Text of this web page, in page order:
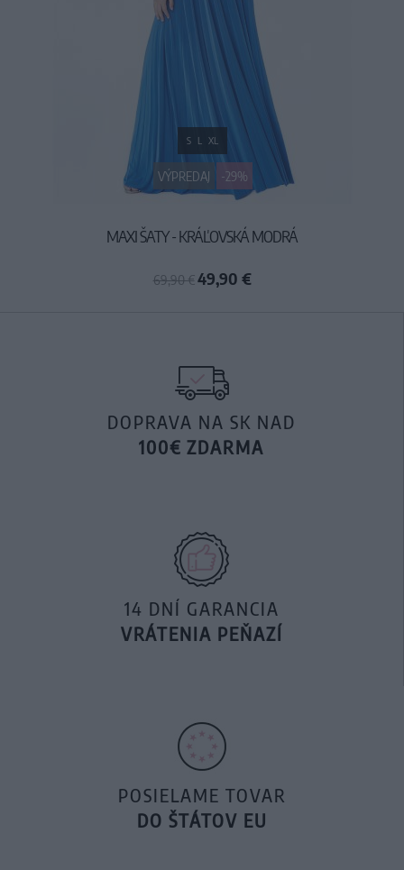
VÝPREDAJ -29%
S L XL
MAXI ŠATY - KRÁĽOVSKÁ MODRÁ
69,90 €49,90 €
DOPRAVA NA SK NAD
100€ ZDARMA
14 DNÍ GARANCIA
VRÁTENIA PEŇAZÍ
POSIELAME TOVAR
DO ŠTÁTOV EU